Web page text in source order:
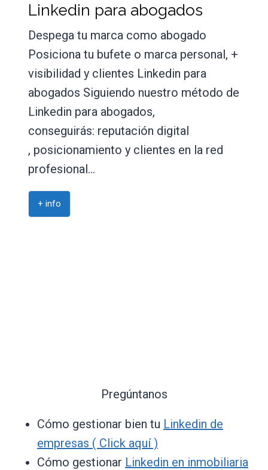
Linkedin para abogados
Despega tu marca como abogado
Posiciona tu bufete o marca personal, +
visibilidad y clientes Linkedin para
abogados Siguiendo nuestro método de
Linkedin para abogados,
conseguirás: reputación digital
, posicionamiento y clientes en la red
profesional…
+ info
Pregúntanos
Cómo gestionar bien tu Linkedin de
empresas ( Click aquí )
Cómo gestionar Linkedin en inmobiliaria